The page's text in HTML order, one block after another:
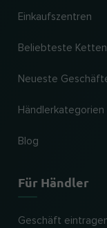
Einkaufszentren
Beliebteste Ketten
Neueste
Händlerkategorien
Blog
Für Händler
Geschäft